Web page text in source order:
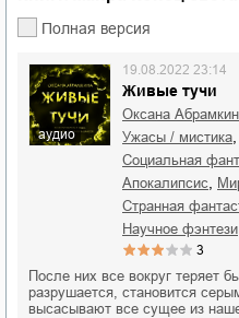
Полная версия
аудио
Живые тучи
19.08.2022 23:14
Оксана
ужасы / мистика
социальная
апокалипсис
странная
научное фэнтези
3
После них все вокруг теряет
разрушается, становится
высасывают все сущее из